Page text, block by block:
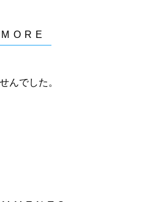
んでした。